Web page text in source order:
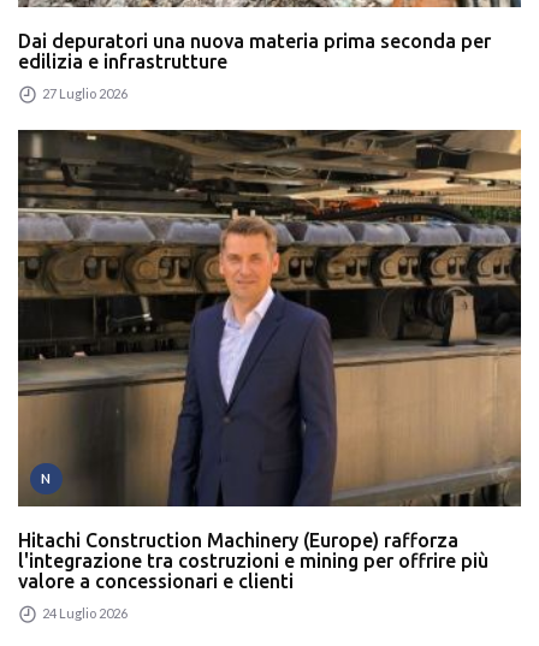
Dai depuratori una nuova materia prima seconda per
edilizia e infrastrutture
27 Luglio 2026
N
Hitachi Construction Machinery (Europe) rafforza
l'integrazione tra costruzioni e mining per offrire più
valore a concessionari e clienti
24 Luglio 2026